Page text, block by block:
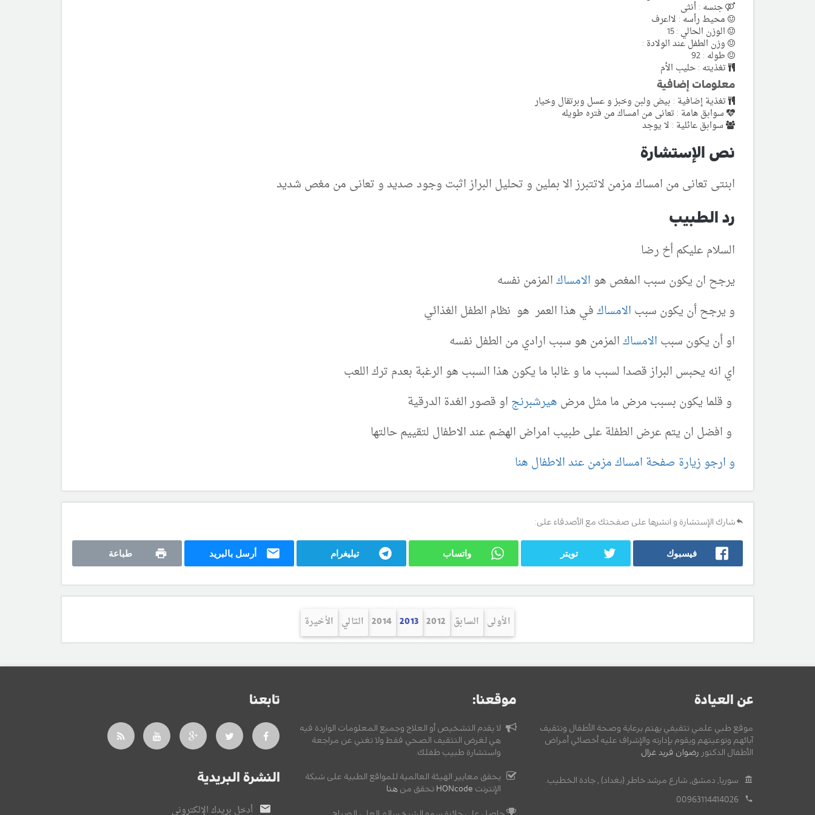
جنسه : أنثى
محيط رأسه : لااعرف
الوزن الحالي : 15
وزن الطفل عند الولادة :
طوله : 92
تغذيته : حليب الأم
معلومات إضافية
تغذية إضافية : بيض ولبن وخبز و عسل وبرتقال وخيار
سوابق هامة : تعانى من امساك من فتره طويله
سوابق عائلية : لا يوجد
نص الإستشارة
ابنتى تعانى من امساك مزمن لاتتبرز الا بملين و تحليل البراز اثبت وجود صديد و تعانى من مغص شديد
رد الطبيب
السلام عليكم أخ رضا
يرجح ان يكون سبب المغص هو الامساكالمزمن نفسه
و يرجح أن يكون سبب الامساكفي هذا العمر هو نظام الطفل الغذائي
او أن يكون سبب الامساكالمزمن هو سبب ارادي من الطفل نفسه
اي انه يحبس البراز قصدا لسبب ما و غالبا ما يكون هذا السبب هو الرغبة بعدم ترك اللعب
و قلما يكون بسبب مرض ما مثل مرض هيرشبرنج او قصور الغدة الدرقية
و افضل ان يتم عرض الطفلة على طبيب امراض الهضم عند الاطفال لتقييم حالتها
و ارجو زيارة صفحة امساك مزمن عند الاطفال هنا
شارك الإستشارة و انشرها على صفحتك مع الأصدقاء على:
فيسبوك تويتر واتساب تيليغرام أرسل بالبريد طباعة
الأولى السابق 2012
2013
2014 التالي الأخيرة
عن العيادة
موقع طبي علمي تثقيفي يهتم برعاية وصحة الأطفال وتثقيف
آبائهم وتوعيتهم ويقوم بإدارته والإشراف عليه أخصائي أمراض
الأطفال الدكتور رضوان فريد غزال
سوريا, دمشق, شارع مرشد خاطر (بغداد) , جادة الخطيب.
00963114414026
موقعنا:
لا يقدم التشخيص أو العلاج وجميع المعلومات الواردة فيه
هي لغرض التثقيف الصحي فقط ولا تغني عن مراجعة
واستشارة طبيب طفلك.
يحقق معايير الهيئة العالمية للمواقع الطبية على شبكة
الإنترنت HONcode تحقق من هنا
تابعنا
النشرة البريدية
أدخل بريدك الإلكتروني